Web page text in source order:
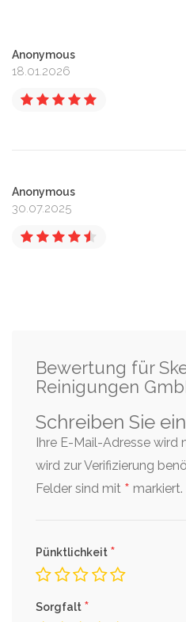
Anonymous
18.01.2026
Anonymous
30.07.2025
Bewertung für
Reinigungen
Schreiben Sie
Ihre E-Mail-Adresse wird
wird zur Verifizierung
Felder sind mit * markiert.
Pünktlichkeit *
Sorgfalt *